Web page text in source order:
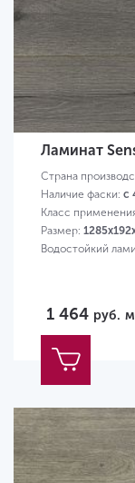
Ламинат
Страна
Наличие фаски: с
Класс
Размер:
Водостойкий
1 464 руб.